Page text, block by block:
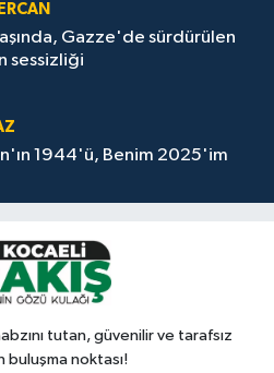
Gazze'de sürdürülen
sessizliği
1944'ü, Benim 2025'im
tutan, güvenilir ve tarafsız
buluşma noktası!